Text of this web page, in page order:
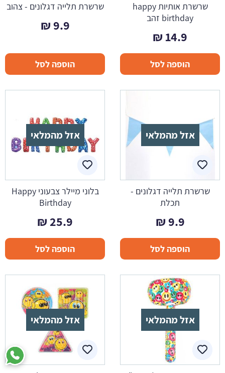
שרשרת אותיות happy
birthday זהב
14.9
₪
הוספה לסל
שרשרת תלייה דגלונים - צהוב
9.9
₪
הוספה לסל
אזל מהמלאי
שרשרת תלייה דגלונים -
תכלת
9.9
₪
הוספה לסל
אזל מהמלאי
בלוני מיילר צבעוני Happy
Birthday
25.9
₪
הוספה לסל
אזל מהמלאי אזל מהמלאי